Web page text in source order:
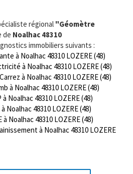
régional "Géomètre
de Noalhac 48310
immobiliers suivants :
à Noalhac 48310 LOZERE (48)
à Noalhac 48310 LOZERE (48)
à Noalhac 48310 LOZERE (48)
à Noalhac 48310 LOZERE (48)
Noalhac 48310 LOZERE (48)
Noalhac 48310 LOZERE (48)
Noalhac 48310 LOZERE (48)
à Noalhac 48310 LOZERE